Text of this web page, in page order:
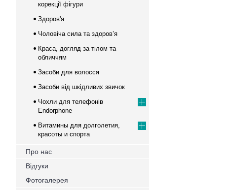
корекції фігури
Здоров'я
Чоловіча сила та здоров’я
Краса, догляд за тілом та
обличчям
Засоби для волосся
Засоби від шкідливих звичок
Чохли для телефонів
Endorphone
Витамины для долголетия,
красоты и спорта
Про нас
Відгуки
Фотогалерея